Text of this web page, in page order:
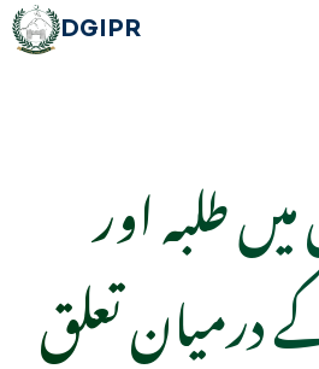
DGIPR
طلبہ اور
درمیان تعلق